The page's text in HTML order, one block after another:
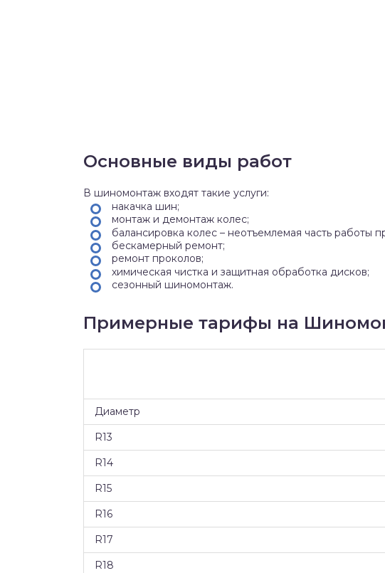
Основные виды работ
В шиномонтаж входят такие услуги:
накачка шин;
монтаж и демонтаж колес;
балансировка колес – неотъемлемая часть работы
бескамерный ремонт;
ремонт проколов;
химическая чистка и защитная обработка дисков;
сезонный шиномонтаж.
Примерные тарифы на
Диаметр
R13
R14
R15
R16
R17
R18